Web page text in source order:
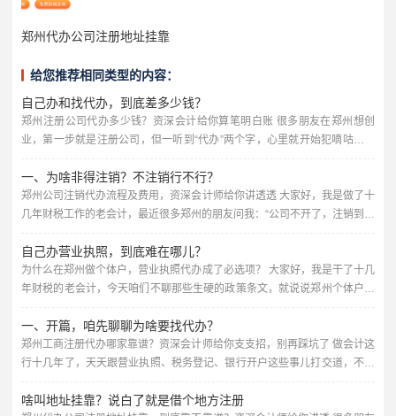
郑州代办公司注册地址挂靠
给您推荐相同类型的内容：
自己办和找代办，到底差多少钱？
郑州注册公司代办多少钱？资深会计给你算笔明白账 很多朋友在郑州想创
业，第一步就是注册公司，但一听到“代办”两个字，心里就开始犯嘀咕：这
代办费到底要多少？会不会被坑？我自己跑一趟行不行？作为在财税行业摸
爬滚打多年的会计师，我今天就跟你把这事聊透了，保证不说绕弯子的话,全
是干货。 先说说核心：郑州代办注册公司，价格一般在几百到几千块钱不等
你可能会问，为啥不是统一价？因为不同人的需求不一样，代办...
一、为啥非得注销？不注销行不行？
郑州公司注销代办流程及费用，资深会计师给你讲透透 大家好，我是做了十
几年财税工作的老会计，最近很多郑州的朋友问我：“公司不开了，注销到底
怎么搞？找代办要多少钱？靠谱不靠谱？”今天我就把郑州公司注销的那些
事，掰开了揉碎了讲清楚，咱们不整那些官腔，全是干货,你听完心里就有谱
了。 先给你泼盆冷水：公司不干了，千万别扔那儿不管，很多人觉得“反正
没业务，零申报就行”，但零申报超过三个月，税务局就会把你列...
自己办营业执照，到底难在哪儿？
为什么在郑州做个体户，营业执照代办成了必选项？ 大家好，我是干了十几
年财税的老会计，今天咱们不聊那些生硬的政策条文，就说说郑州个体户营
业执照代办这档子事，你可能会想，不就是办个证嘛，自己跑一趟行政大厅
不就行了？嘿，你要是这么想，八成得吃几次闭门羹，我这些年见过太多老
板，自己折腾半个月，结果材料不对、流程不懂，最后还得花钱找人办，今
天我就把这里头的门道,掰开了揉碎了跟你唠清楚。 先说说咱郑州的情...
一、开篇，咱先聊聊为啥要找代办？
郑州工商注册代办哪家靠谱？资深会计师给你支支招，别再踩坑了 做会计这
行十几年了，天天跟营业执照、税务登记、银行开户这些事儿打交道，不少
朋友一上来就问：“我自己去工商局跑一趟不行吗？为啥非得花个几百上千找
代办？” 说实话，自己跑也不是不行，但您得想清楚——工商注册看着简
啥叫地址挂靠？说白了就是借个地方注册